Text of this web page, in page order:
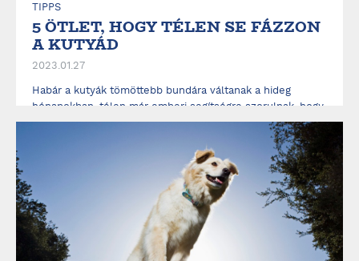
TIPPS
5 ÖTLET, HOGY TÉLEN SE FÁZZON
A KUTYÁD
2023.01.27
Habár a kutyák tömöttebb bundára váltanak a hideg
hónapokban, télen már emberi segítségre szorulnak, hogy
a zimankós időben is kellemesen érezzék magukat.
Olvass tovább, mutatjuk, hogyan tartsd a mínuszokat a téli